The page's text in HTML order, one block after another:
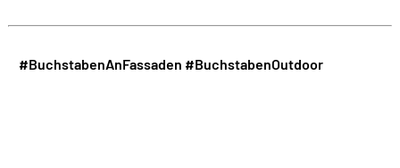
#BuchstabenAnFassaden #BuchstabenOutdoor